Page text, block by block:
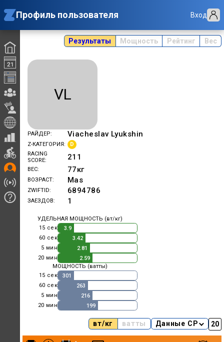
Профиль пользователя Вход
Результаты Мощность Рейтинг Вес
VL
РАЙДЕР Viacheslav Lyukshin
Z-КАТЕГОРИЯ
D
RACING
SCORE
211
ВЕС 77кг
ВОЗРАСТ Mas
ZWIFTID 6894786
ЗАЕЗДОВ 1
УДЕЛЬНАЯ МОЩНОСТЬ (вт/кг)
15 сек
3.9
60 сек
3.42
5 мин
2.81
20 мин
2.59
МОЩНОСТЬ (ватты)
15 сек
301
60 сек
263
5 мин
216
20 мин
199
вт/кг ватты Данные CP
Результаты заездов Viacheslav Lyukshin 137